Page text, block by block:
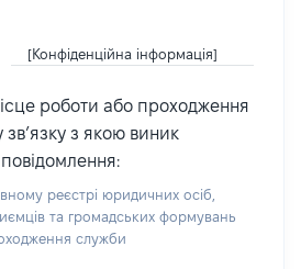
[Конфіденційна інформація]
роботи або проходження
зв’язку з якою виник
реєстрі юридичних осіб,
та громадських формувань
служби